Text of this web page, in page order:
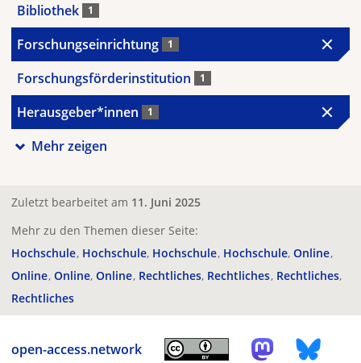
Bibliothek 1
Forschungseinrichtung 1
Forschungsförderinstitution 1
Herausgeber*innen 1
Mehr zeigen
Zuletzt bearbeitet am 11. Juni 2025
Mehr zu den Themen dieser Seite:
Hochschule Hochschule Hochschule Hochschule Online
Online Online Online Rechtliches Rechtliches Rechtliches
Rechtliches
open-access.network